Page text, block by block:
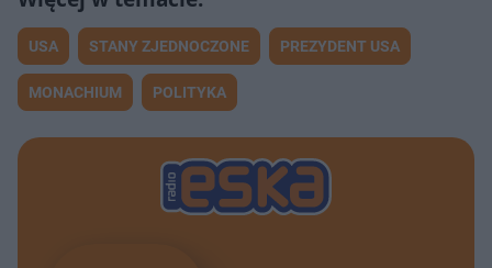
USA STANY ZJEDNOCZONE PREZYDENT USA
MONACHIUM POLITYKA